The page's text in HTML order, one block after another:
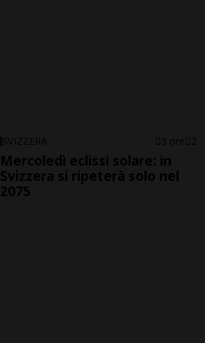
SVIZZERA 3 ore 2
Mercoledì eclissi solare: in
Svizzera si ripeterà solo nel
2075